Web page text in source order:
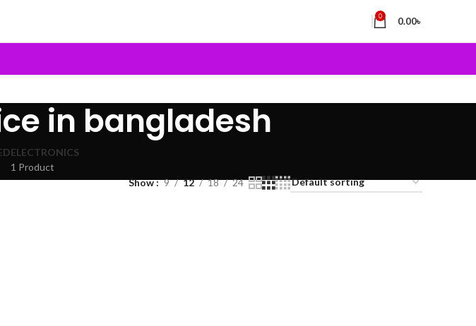
0 0.00৳
in bangladesh
ELECTRONICS
1 Product
Show 9 12 18 24